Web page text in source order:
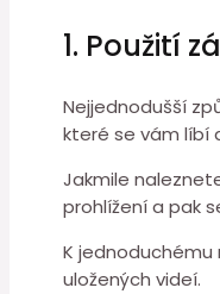
1. Použití
Nejjednodušší
které se vám líbí
Jakmile
prohlížení a pak
K jednoduchému
uložených videí.